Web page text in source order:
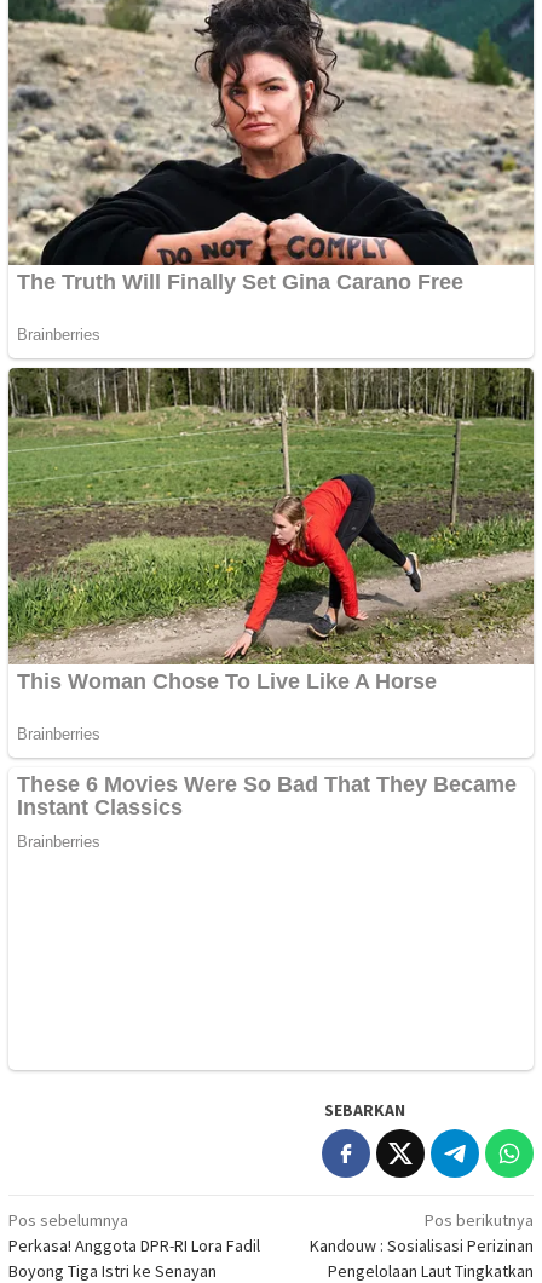
SEBARKAN
Navigasi
pos
Pos sebelumnya
Perkasa! Anggota DPR-RI Lora Fadil
Boyong Tiga Istri ke Senayan
Pos berikutnya
Kandouw : Sosialisasi Perizinan
Pengelolaan Laut Tingkatkan